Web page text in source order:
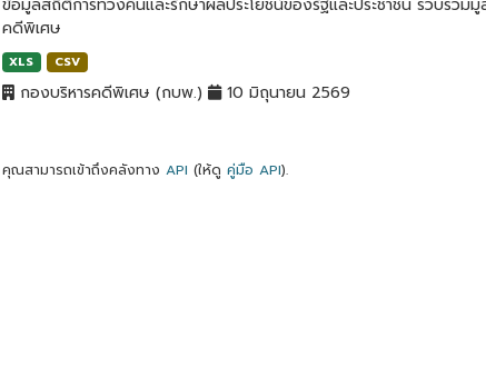
ข้อมูลสถิติการทวงคืนและรักษาผลประโยชน์ของรัฐและประชาชน รวบรว
คดีพิเศษ
XLS CSV
กองบริหารคดีพิเศษ (กบพ.) 10 มิถุนายน 2569
คุณสามารถเข้าถึงคลังทาง API (ให้ดู คู่มือ API).